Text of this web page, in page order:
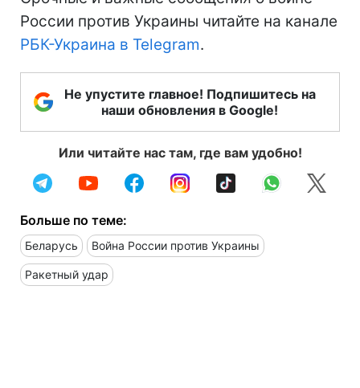
России против Украины читайте на канале
РБК-Украина в Telegram.
Не упустите главное! Подпишитесь на
наши обновления в Google!
Или читайте нас там, где вам удобно!
Больше по теме:
Беларусь Война России против Украины
Ракетный удар